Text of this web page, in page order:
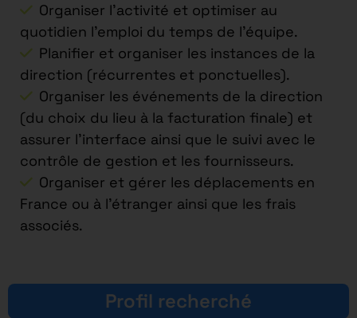
Organiser l’activité et optimiser au
quotidien l’emploi du temps de l’équipe.
Planifier et organiser les instances de la
direction (récurrentes et ponctuelles).
Organiser les événements de la direction
(du choix du lieu à la facturation finale) et
assurer l’interface ainsi que le suivi avec le
contrôle de gestion et les fournisseurs.
Organiser et gérer les déplacements en
France ou à l’étranger ainsi que les frais
associés.
Profil recherché